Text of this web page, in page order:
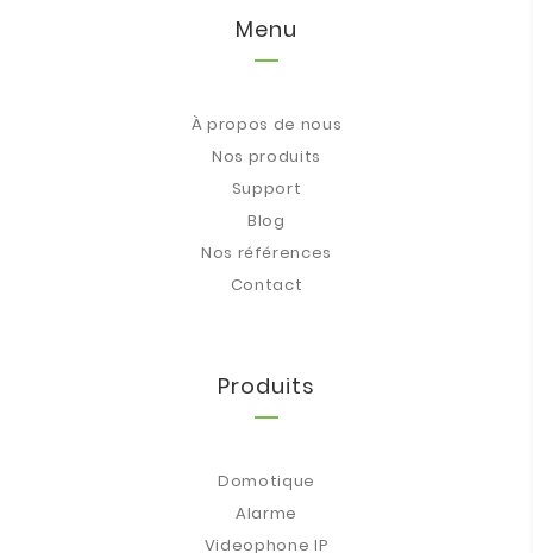
Menu
À propos de nous
Nos produits
Support
Blog
Nos références
Contact
Produits
Domotique
Alarme
Videophone IP